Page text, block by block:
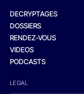
DECRYPTAGES
DOSSIERS
RENDEZ-VOUS
VIDEOS
PODCASTS
LEGAL